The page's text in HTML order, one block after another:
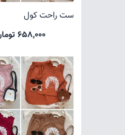
ست راحت کول
658,000 تومان